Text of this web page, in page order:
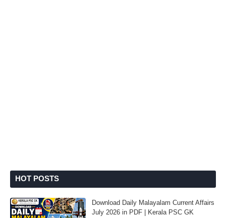
HOT POSTS
Download Daily Malayalam Current Affairs
July 2026 in PDF | Kerala PSC GK